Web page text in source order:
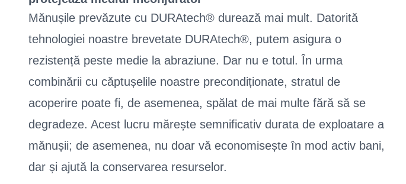
Mănușile prevăzute cu DURAtech® durează mai mult. Datorită
tehnologiei noastre brevetate DURAtech®, putem asigura o
rezistență peste medie la abraziune. Dar nu e totul. În urma
combinării cu căptușelile noastre precondiționate, stratul de
acoperire poate fi, de asemenea, spălat de mai multe fără să se
degradeze. Acest lucru mărește semnificativ durata de exploatare a
mănușii; de asemenea, nu doar vă economisește în mod activ bani,
dar și ajută la conservarea resurselor.